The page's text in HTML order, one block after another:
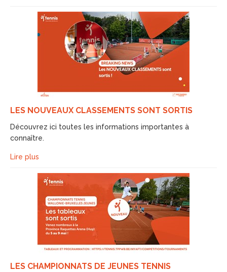
LES NOUVEAUX CLASSEMENTS SONT SORTIS
Découvrez ici toutes les informations importantes à
connaître.
Lire plus
LES CHAMPIONNATS DE JEUNES TENNIS